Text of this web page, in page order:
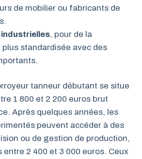
de mobilier ou fabricants de
, pour de la
plus standardisée avec des
tanneur débutant se situe
1 800 et 2 200 euros brut
Après quelques années, les
peuvent accéder à des
ou de gestion de production,
entre 2 400 et 3 000 euros. Ceux